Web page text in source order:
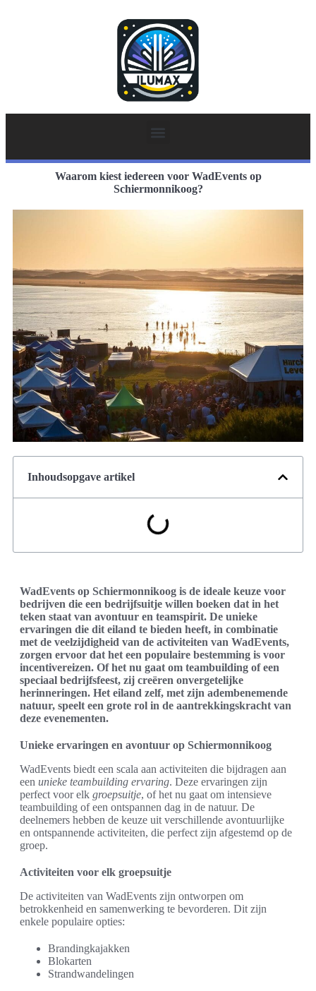
Waarom kiest iedereen voor WadEvents op
Schiermonnikoog?
Inhoudsopgave artikel
WadEvents op Schiermonnikoog is de ideale keuze voor
bedrijven die een bedrijfsuitje willen boeken dat in het
teken staat van avontuur en teamspirit. De unieke
ervaringen die dit eiland te bieden heeft, in combinatie
met de veelzijdigheid van de activiteiten van WadEvents,
zorgen ervoor dat het een populaire bestemming is voor
incentivereizen. Of het nu gaat om teambuilding of een
speciaal bedrijfsfeest, zij creëren onvergetelijke
herinneringen. Het eiland zelf, met zijn adembenemende
natuur, speelt een grote rol in de aantrekkingskracht van
deze evenementen.
Unieke ervaringen en avontuur op Schiermonnikoog
WadEvents biedt een scala aan activiteiten die bijdragen aan
een unieke teambuilding ervaring. Deze ervaringen zijn
perfect voor elk groepsuitje, of het nu gaat om intensieve
teambuilding of een ontspannen dag in de natuur. De
deelnemers hebben de keuze uit verschillende avontuurlijke
en ontspannende activiteiten, die perfect zijn afgestemd op de
groep.
Activiteiten voor elk groepsuitje
De activiteiten van WadEvents zijn ontworpen om
betrokkenheid en samenwerking te bevorderen. Dit zijn
enkele populaire opties:
Brandingkajakken
Blokarten
Strandwandelingen